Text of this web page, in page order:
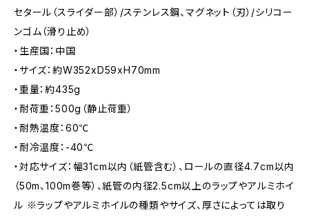
セタール（スライダー部）/ステンレス鋼、マグネット（刃）/シリコー
ンゴム（滑り止め）
・生産国：中国
・サイズ：約W352xD59xH70mm
・重量：約435g
・耐荷重：500g（静止荷重）
・耐熱温度：60℃
・耐冷温度：-40℃
・対応サイズ：幅31cm以内（紙管含む）、ロールの直径4.7cm以内
（50m、100m巻等）、紙管の内径2.5cm以上のラップやアルミホイ
ル ※ラップやアルミホイルの種類やサイズ、厚さによっては取り